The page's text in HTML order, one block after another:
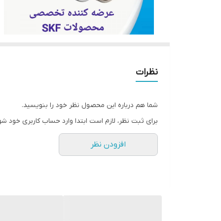
نظرات
شما هم درباره این محصول نظر خود را بنویسید.
برای ثبت نظر، لازم است ابتدا وارد حساب کاربری خود
افزودن نظر